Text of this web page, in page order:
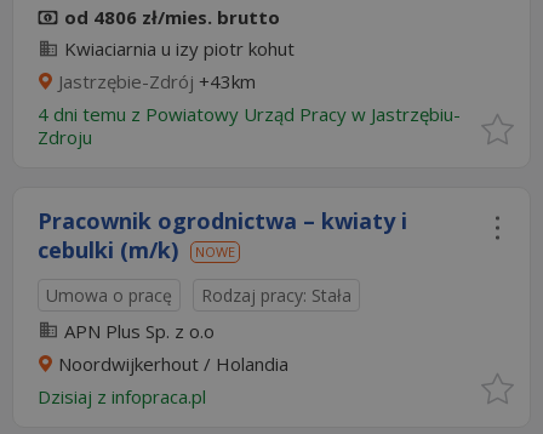
od 4806 zł/mies. brutto
Kwiaciarnia u izy piotr kohut
Jastrzębie-Zdrój +43km
4 dni temu z Powiatowy Urząd Pracy w Jastrzębiu-
Zdroju
Pracownik ogrodnictwa – kwiaty i
cebulki (m/k)
NOWE
Umowa o pracę Rodzaj pracy: Stała
APN Plus Sp. z o.o
Noordwijkerhout / Holandia
Dzisiaj z infopraca.pl